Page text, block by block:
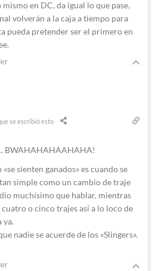
en DC, da igual lo que pase,
volverán a la caja a tiempo para
pueda pretender ser el primero en
se escribió esto
BWAHAHAHAAHAHA!
sienten ganados» es cuando se
simple como un cambio de traje
muchísimo que hablar, mientras
o cinco trajes así a lo loco de
ya.
nadie se acuerde de los «Slingers».